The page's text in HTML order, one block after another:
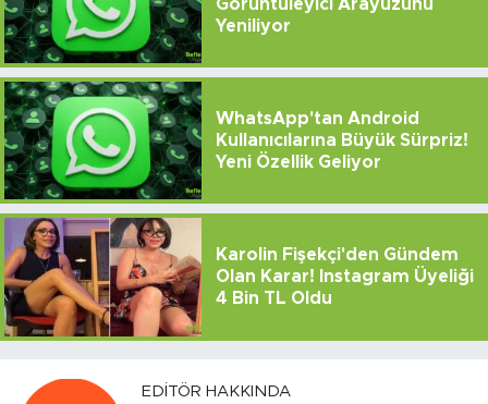
Görüntüleyici Arayüzünü
Yeniliyor
WhatsApp'tan Android
Kullanıcılarına Büyük Sürpriz!
Yeni Özellik Geliyor
Karolin Fişekçi'den Gündem
Olan Karar! Instagram Üyeliği
4 Bin TL Oldu
EDITÖR HAKKINDA